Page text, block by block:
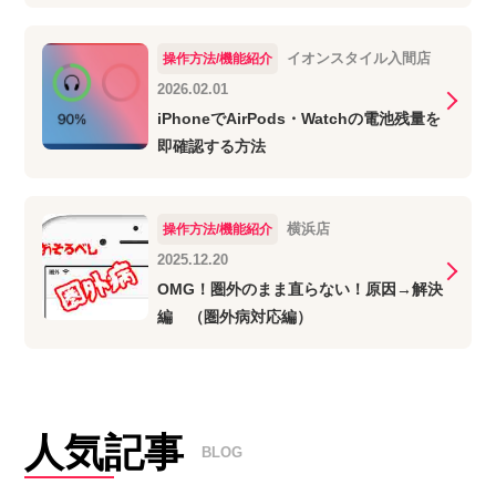
操作方法/機能紹介
イオンスタイル入間店
2026.02.01
iPhoneでAirPods・Watchの電池残量を
即確認する方法
操作方法/機能紹介
横浜店
2025.12.20
OMG！圏外のまま直らない！原因→解決
編 （圏外病対応編）
人気記事 BLOG